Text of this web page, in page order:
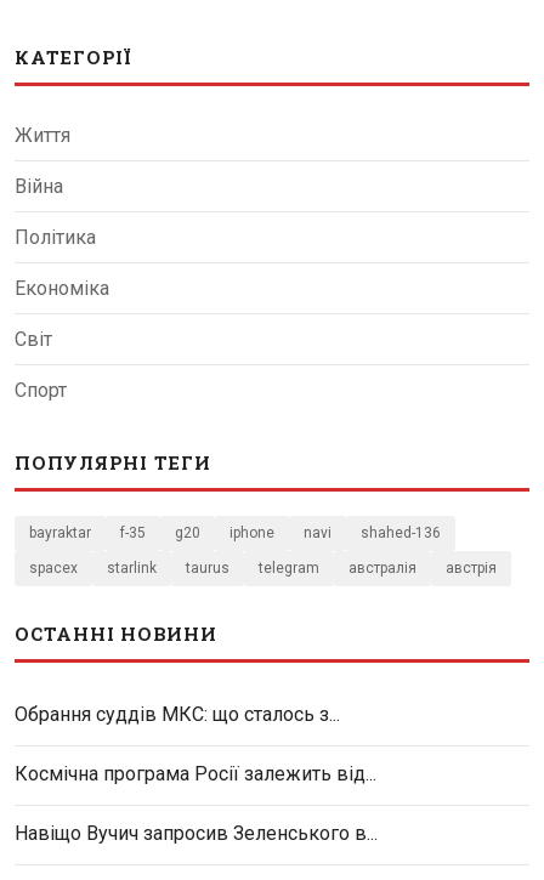
КАТЕГОРІЇ
Життя
Війна
Політика
Економіка
Світ
Спорт
ПОПУЛЯРНІ ТЕГИ
bayraktar f-35 g20 iphone navi shahed-136
spacex starlink taurus telegram австралія австрія
ОСТАННІ НОВИНИ
Обрання суддів МКС: що сталось з...
Космічна програма Росії залежить від...
Навіщо Вучич запросив Зеленського в...